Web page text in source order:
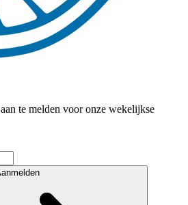
te melden voor onze wekelijkse